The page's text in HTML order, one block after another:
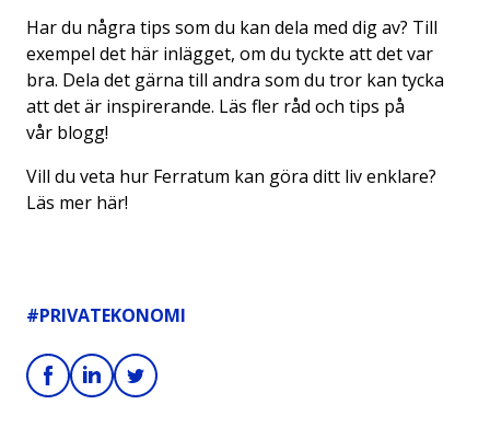
Har du några tips som du kan dela med dig av? Till
exempel det här inlägget, om du tyckte att det var
bra. Dela det gärna till andra som du tror kan tycka
att det är inspirerande. Läs fler råd och tips på
vår blogg!
Vill du veta hur Ferratum kan göra ditt liv enklare?
Läs mer här!
#PRIVATEKONOMI